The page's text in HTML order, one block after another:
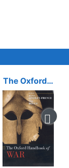
The Oxford…